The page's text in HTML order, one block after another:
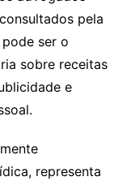
pela
ser o
sobre receitas
e
representa